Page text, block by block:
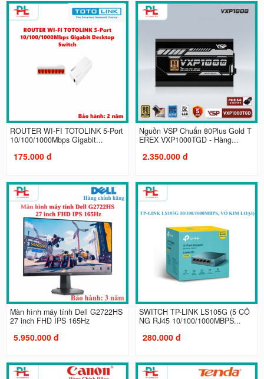
ROUTER WI-FI TOTOLINK 5-Port
10/100/1000Mbps Gigabit...
175.000 đ
Nguồn VSP Chuẩn 80Plus Gold T
EREX VXP1000TGD - Hàng...
2.350.000 đ
Màn hình máy tính Dell G2722HS
27 inch FHD IPS 165Hz
5.950.000 đ
SWITCH TP-LINK LS105G (5 CỔ
NG RJ45 10/100/1000MBPS...
280.000 đ